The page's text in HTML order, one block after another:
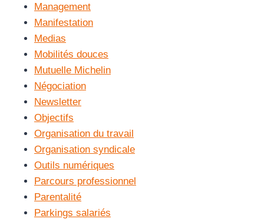
Management
Manifestation
Medias
Mobilités douces
Mutuelle Michelin
Négociation
Newsletter
Objectifs
Organisation du travail
Organisation syndicale
Outils numériques
Parcours professionnel
Parentalité
Parkings salariés